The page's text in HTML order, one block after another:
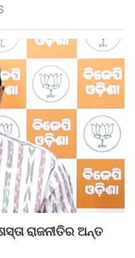
ରାଜନୀତିର ଅନ୍ତ